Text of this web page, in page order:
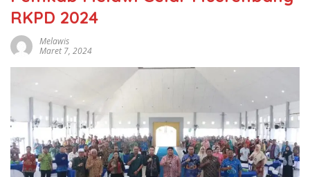
RKPD 2024
Melawis
Maret 7, 2024